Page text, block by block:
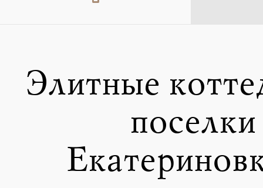
Элитные
поселки